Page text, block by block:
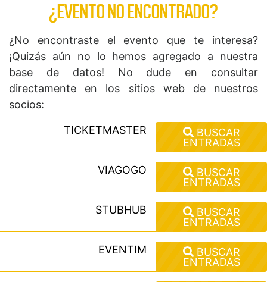
¿EVENTO NO ENCONTRADO?
¿No encontraste el evento que te interesa?
¡Quizás aún no lo hemos agregado a nuestra
base de datos! No dude en consultar
directamente en los sitios web de nuestros
socios:
TICKETMASTER
BUSCAR
ENTRADAS
VIAGOGO
BUSCAR
ENTRADAS
STUBHUB
BUSCAR
ENTRADAS
EVENTIM
BUSCAR
ENTRADAS